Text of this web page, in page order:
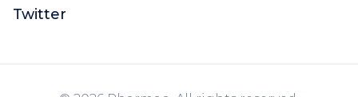
Twitter